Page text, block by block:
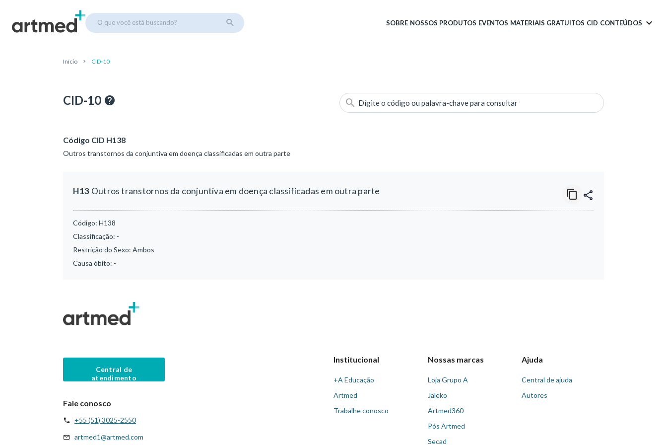
O que você está buscando? SOBRE NOSSOS PRODUTOS EVENTOS MATERIAIS GRATUITOS CID CONTEÚDOS
Início CID-10
CID-10 Digite o código ou palavra-chave para consultar
Código CID H138
Outros transtornos da conjuntiva em doença classificadas em outra parte
H13 Outros transtornos da conjuntiva em doença classificadas em outra parte
Código: H138
Classificação: -
Restrição do Sexo: Ambos
Causa óbito: -
Central de
atendimento
Fale conosco
+55 (51) 3025-2550
artmed1@artmed.com
Institucional
+A Educação
Artmed
Trabalhe conosco
Nossas marcas
Loja Grupo A
Jaleko
Artmed360
Pós Artmed
Secad
Ajuda
Central de ajuda
Autores